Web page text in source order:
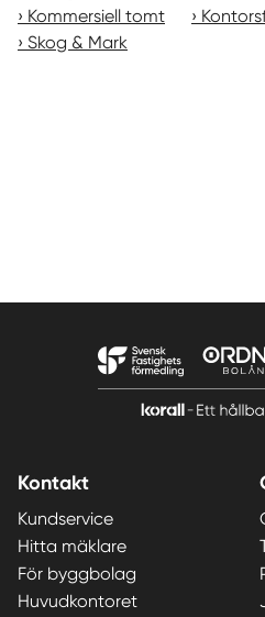
Kommersiell tomt
Skog & Mark
Kontakt
Kundservice
Hitta mäklare
För byggbolag
Huvudkontoret